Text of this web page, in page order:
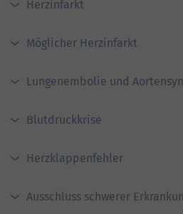
Herzinfarkt
Möglicher Herzinfarkt
Lungenembolie und
Blutdruckkrise
Herzklappenfehler
Ausschluss schwerer